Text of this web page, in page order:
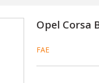
Opel Corsa
FAE